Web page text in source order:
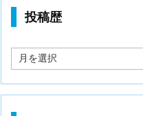
投稿歴
稿